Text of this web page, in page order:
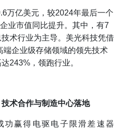
万亿美元，较2024年最后一个
业市值同比提升。其中，有7
术行业为主导。美光科技凭借
端企业级存储领域的领先技术
243%，领跑行业。
术合作与制造中心落地
功赢得电驱电子限滑差速器